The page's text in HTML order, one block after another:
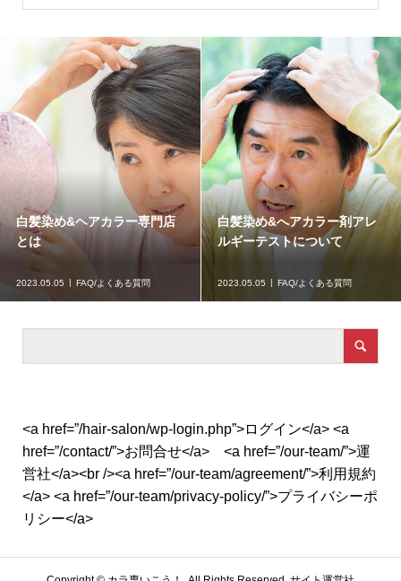
白髪染め&ヘアカラー専門店
とは
2023.05.05 FAQ/よくある質問
白髪染め&へアカラー剤アレ
ルギーテストについて
2023.05.05 FAQ/よくある質問
<a href=”/hair-salon/wp-login.php”>ログイン</a> <a
href=”/contact/”>お問合せ</a> <a href=”/our-team/”>運
営社</a><br /><a href=”/our-team/agreement/”>利用規約
</a> <a href=”/our-team/privacy-policy/”>プライバシーポ
リシー</a>